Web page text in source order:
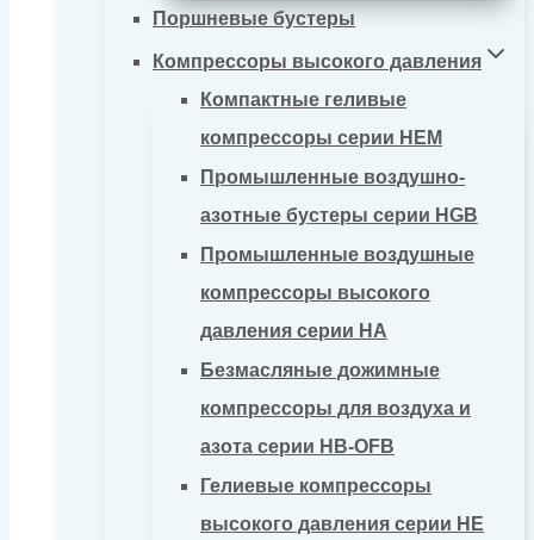
Поршневые бустеры
Компрессоры высокого давления
Компактные геливые
компрессоры серии HEM
Промышленные воздушно-
азотные бустеры серии HGB
Промышленные воздушные
компрессоры высокого
давления серии HA
Безмасляные дожимные
компрессоры для воздуха и
азота серии HB-OFB
Гелиевые компрессоры
высокого давления серии HE